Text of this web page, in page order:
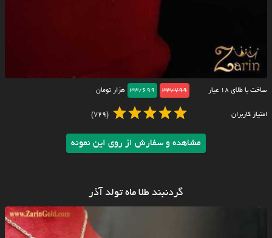
ساخت با طلای ۱۸ عیار 33/799
33/699 هزار تومان
امتیاز کاربران (729)
مشاهده و سفارش از روی این نمونه
گردنبند طلا ماه تولد آذر